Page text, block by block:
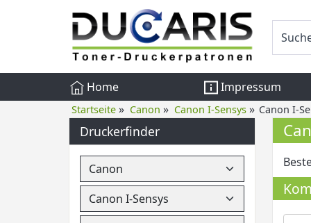
Home Impressum
Startseite » Canon » Canon I-Sensys » Canon I-
Druckerfinder